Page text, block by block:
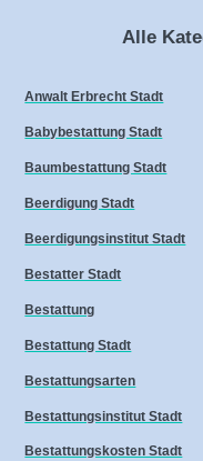
Alle
Anwalt Erbrecht Stadt
Babybestattung Stadt
Baumbestattung Stadt
Beerdigung Stadt
Beerdigungsinstitut Stadt
Bestatter Stadt
Bestattung
Bestattung Stadt
Bestattungsarten
Bestattungsinstitut Stadt
Bestattungskosten Stadt